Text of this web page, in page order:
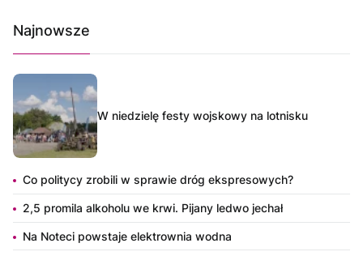
Najnowsze
W niedzielę festy wojskowy na lotnisku
Co politycy zrobili w sprawie dróg ekspresowych?
2,5 promila alkoholu we krwi. Pijany ledwo jechał
Na Noteci powstaje elektrownia wodna